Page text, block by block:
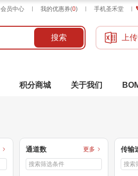
会员中心 我的优惠券(0) 手机圣禾堂
搜索 上
积分商城 关于我们
通道数 更多 传输